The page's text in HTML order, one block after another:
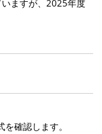
ますが、2025年度
確認します。